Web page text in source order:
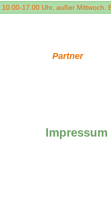
17.00 Uhr, außer Mittwoch.
Partner
Impressum